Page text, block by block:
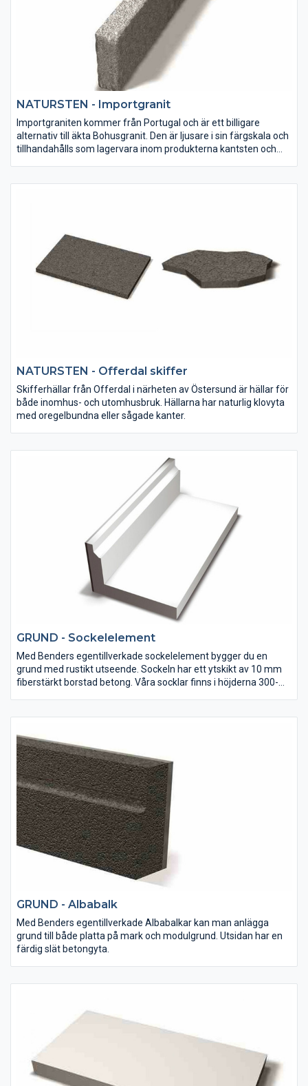
NATURSTEN - Importgranit
Importgraniten kommer från Portugal och är ett billigare
alternativ till äkta Bohusgranit. Den är ljusare i sin färgskala och
tillhandahålls som lagervara inom produkterna kantsten och
NATURSTEN - Offerdal skiffer
Skifferhällar från Offerdal i närheten av Östersund är hällar för
både inomhus- och utomhusbruk. Hällarna har naturlig klovyta
med oregelbundna eller sågade kanter.
GRUND - Sockelelement
Med Benders egentillverkade sockelelement bygger du en
grund med rustikt utseende. Sockeln har ett ytskikt av 10 mm
fiberstärkt borstad betong. Våra socklar finns i höjderna 300-
GRUND - Albabalk
Med Benders egentillverkade Albabalkar kan man anlägga
grund till både platta på mark och modulgrund. Utsidan har en
färdig slät betongyta.